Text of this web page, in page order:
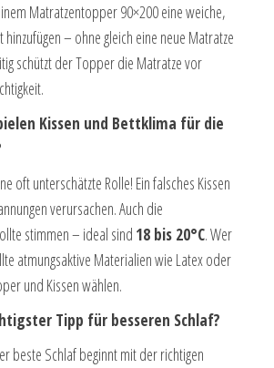
Matratzentopper 90×200 eine weiche,
– ohne gleich eine neue Matratze
schützt der Topper die Matratze vor
Kissen und Bettklima für die
oft unterschätzte Rolle! Ein falsches Kissen
verursachen. Auch die
stimmen – ideal sind 18 bis 20°C. Wer
atmungsaktive Materialien wie Latex oder
und Kissen wählen.
Tipp für besseren Schlaf?
beste Schlaf beginnt mit der richtigen